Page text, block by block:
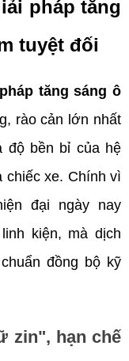
pháp tăng
tuyệt đối
tăng sáng ô
rào cản lớn nhất
độ bền bỉ của hệ
chiếc xe. Chính vì
đại ngày nay
kiện, mà dịch
đồng bộ kỹ
zin", hạn chế